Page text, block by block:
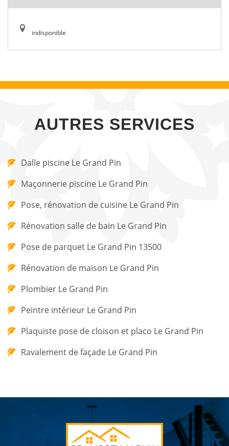
indisponible
AUTRES SERVICES
Dalle piscine Le Grand Pin
Maçonnerie piscine Le Grand Pin
Pose, rénovation de cuisine Le Grand Pin
Rénovation salle de bain Le Grand Pin
Pose de parquet Le Grand Pin 13500
Rénovation de maison Le Grand Pin
Plombier Le Grand Pin
Peintre intérieur Le Grand Pin
Plaquiste pose de cloison et placo Le Grand Pin
Ravalement de façade Le Grand Pin